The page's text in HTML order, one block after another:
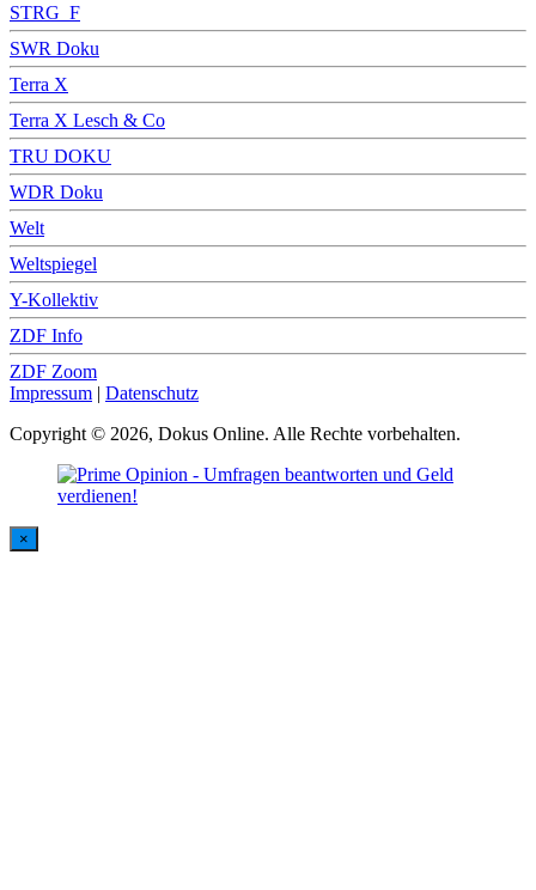
STRG_F
SWR Doku
Terra X
Terra X Lesch & Co
TRU DOKU
WDR Doku
Welt
Weltspiegel
Y-Kollektiv
ZDF Info
ZDF Zoom
Impressum | Datenschutz
Copyright © 2026, Dokus Online. Alle Rechte vorbehalten.
×